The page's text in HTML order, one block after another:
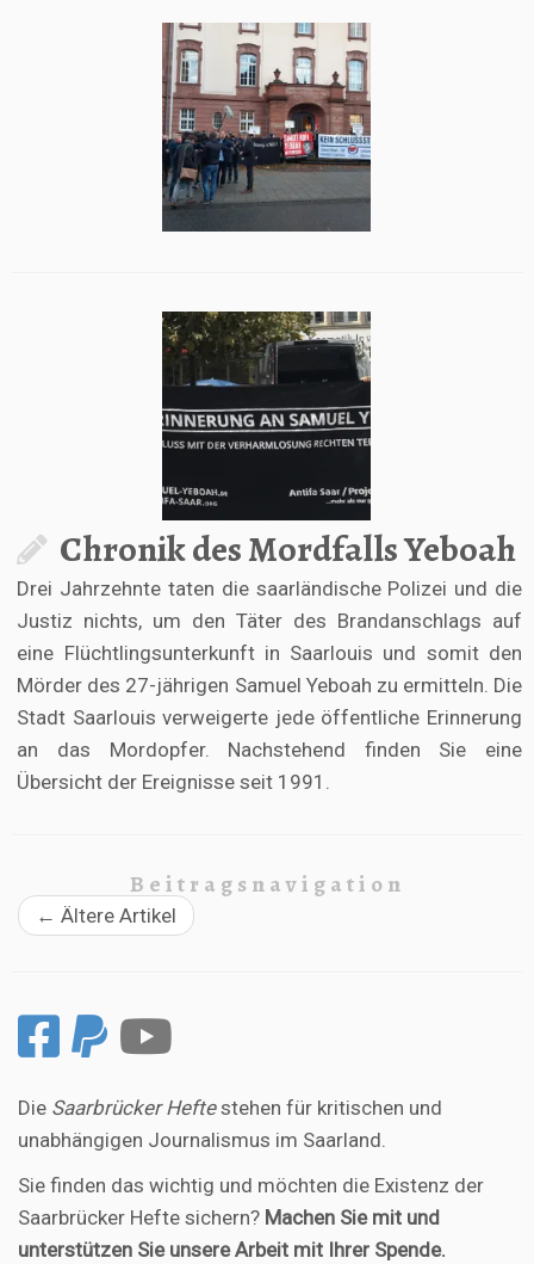
Chronik des Mordfalls Yeboah
Drei Jahrzehnte taten die saarländische Polizei und die
Justiz nichts, um den Täter des Brandanschlags auf
eine Flüchtlingsunterkunft in Saarlouis und somit den
Mörder des 27-jährigen Samuel Yeboah zu ermitteln. Die
Stadt Saarlouis verweigerte jede öffentliche Erinnerung
an das Mordopfer. Nachstehend finden Sie eine
Übersicht der Ereignisse seit 1991.
Beitragsnavigation
← Ältere Artikel
Die Saarbrücker Heftestehen für kritischen und
unabhängigen Journalismus im Saarland.
Sie finden das wichtig und möchten die Existenz der
Saarbrücker Hefte sichern? Machen Sie mit und
unterstützen Sie unsere Arbeit mit Ihrer Spende.